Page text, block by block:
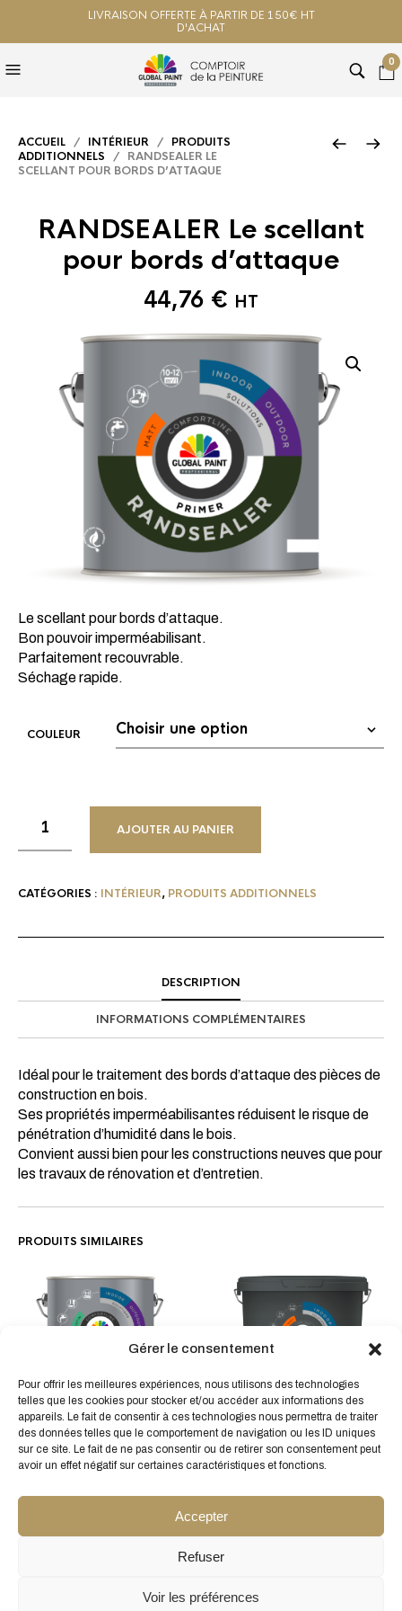
Gérer le consentement
Pour offrir les meilleures expériences, nous utilisons des technologies
telles que les cookies pour stocker et/ou accéder aux informations des
appareils. Le fait de consentir à ces technologies nous permettra de traiter
des données telles que le comportement de navigation ou les ID uniques
sur ce site. Le fait de ne pas consentir ou de retirer son consentement peut
avoir un effet négatif sur certaines caractéristiques et fonctions.
Accepter
Refuser
Voir les préférences
LIVRAISON OFFERTE À PARTIR DE 150€ HT
D'ACHAT
0
ACCUEIL / INTÉRIEUR / PRODUITS
ADDITIONNELS / RANDSEALER LE
SCELLANT POUR BORDS D’ATTAQUE
RANDSEALER Le scellant
pour bords d’attaque
44,76 € HT
Le scellant pour bords d’attaque.
Bon pouvoir imperméabilisant.
Parfaitement recouvrable.
Séchage rapide.
COULEUR
AJOUTER AU PANIER
CATÉGORIES : INTÉRIEUR, PRODUITS ADDITIONNELS
DESCRIPTION
INFORMATIONS COMPLÉMENTAIRES
Idéal pour le traitement des bords d’attaque des pièces de
construction en bois.
Ses propriétés imperméabilisantes réduisent le risque de
pénétration d’humidité dans le bois.
Convient aussi bien pour les constructions neuves que pour
les travaux de rénovation et d’entretien.
PRODUITS SIMILAIRES
produit
a
plusieurs
variations.
Les
être
page
PU TOP FINISH La finition
résistante aux rayures et à
l’usure
À partir de34,91€ HT
a
options
SOLVER La peinture murale
pour les supports difficiles
À partir de28,96€